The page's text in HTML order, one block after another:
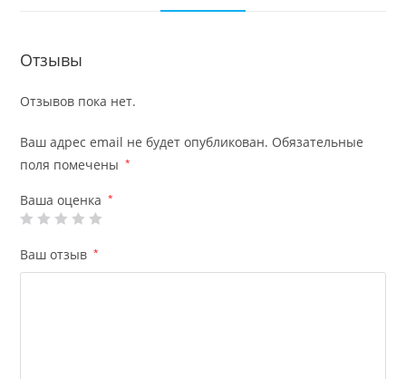
Отзывы
Отзывов пока нет.
Ваш адрес email не будет опубликован. Обязательные
поля помечены
*
Ваша оценка *
Ваш отзыв *